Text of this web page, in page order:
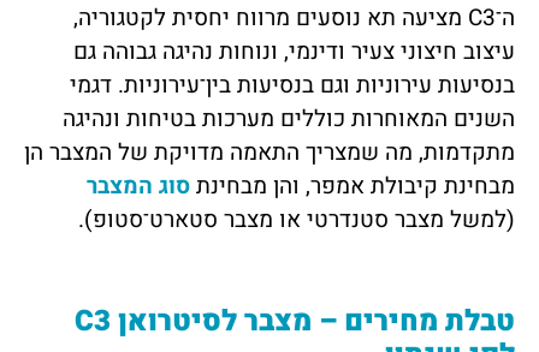
ה־C3 מציעה תא נוסעים מרווח יחסית לקטגוריה,
עיצוב חיצוני צעיר ודינמי, ונוחות נהיגה גבוהה גם
בנסיעות עירוניות וגם בנסיעות בין־עירוניות. דגמי
השנים המאוחרות כוללים מערכות בטיחות ונהיגה
מתקדמות, מה שמצריך התאמה מדויקת של המצבר הן
מבחינת קיבולת אמפר, והן מבחינתסוג המצבר
(למשל מצבר סטנדרטי או מצבר סטארט־סטופ).
טבלת מחירים – מצבר לסיטרואן C3